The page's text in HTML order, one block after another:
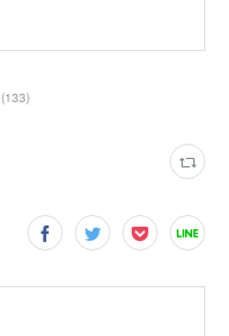
(133)